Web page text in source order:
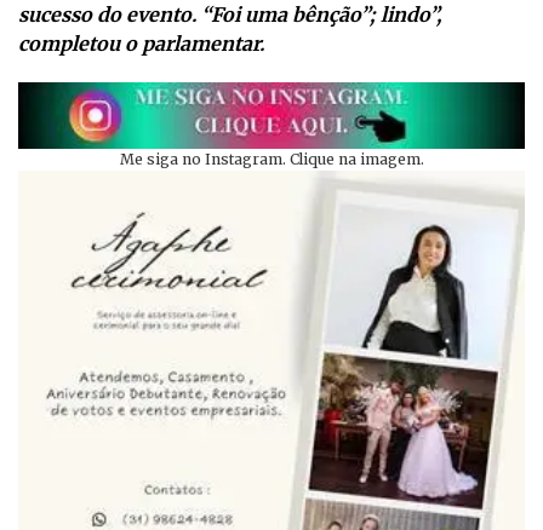
sucesso do evento. “Foi uma bênção”; lindo”,
completou o parlamentar.
Me siga no Instagram. Clique na imagem.